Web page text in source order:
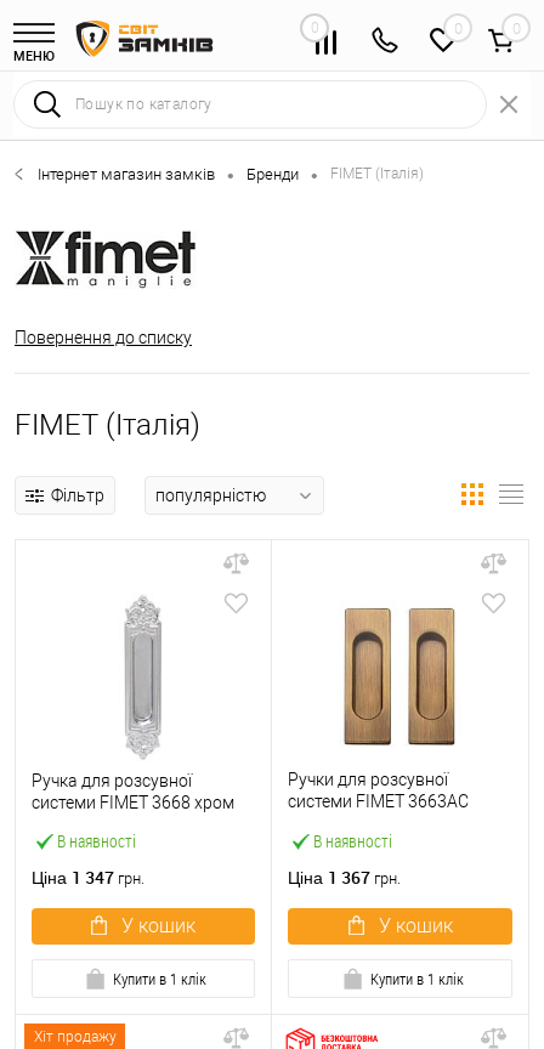
МЕНЮ
0 0
Інтернет магазин замків • Бренди • FIMET (Італія)
Повернення до списку
FIMET (Італія)
Фільтр
В наявності
Ручка для розсувної
системи FIMET 3668 хром
Ціна 1 347 грн.
У кошик
Купити в 1 клік
В наявності
Ручки для розсувної
системи FIMET 3663AC
Ціна 1 367 грн.
У кошик
Купити в 1 клік
Хіт продажу